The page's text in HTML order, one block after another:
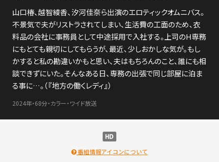
山口椿、越智綾香、汐河佳奈ら出演のエロティックオムニバス。
不景気で夫がリストラされてしまい、生活費の工面のため、衣
料品の会社に事務員として中途採用で入社する。上司のH専務
にもとても親切にしてもらうが、最近、少しおかしな気が。もし
かすると私の勘違いかもと思い、夫はもちろんのこと、誰にも相
談できずにいた。そんなある日、専務の出張で同じ部屋に泊ま
る事に…。（『地方の働くレディ』）
2024年・68分・カラー・ワイド放送
番組情報アイコンについて